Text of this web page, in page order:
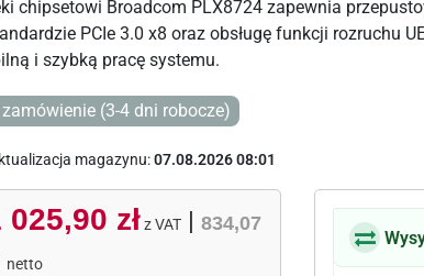
chipsetowi Broadcom PLX8724 zapewnia
PCIe 3.0 x8 oraz obsługę funkcji rozruchu
i szybką pracę systemu.
(3-4 dni robocze)
magazynu:07.08.2026 08:01
025,90 zł z VAT| 834,07
netto